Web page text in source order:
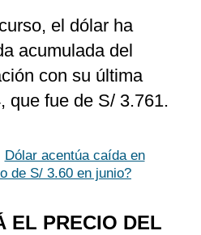
el dólar ha
acumulada del
con su última
que fue de S/ 3.761.
Dólar acentúa caída en
de S/ 3.60 en junio?
EL PRECIO DEL